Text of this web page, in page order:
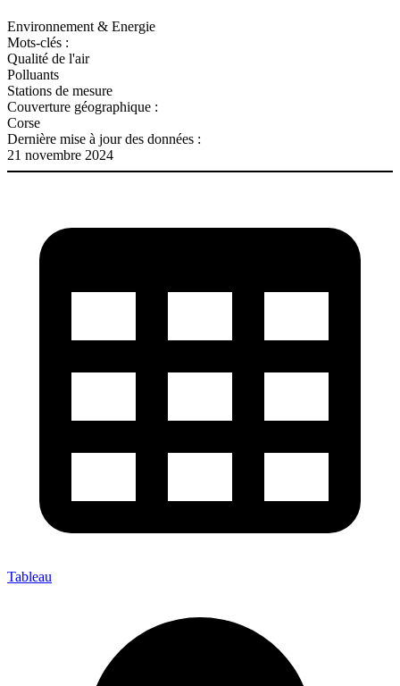
Environnement & Energie
Mots-clés :
Qualité de l'air
Polluants
Stations de mesure
Couverture géographique :
Corse
Dernière mise à jour des données :
21 novembre 2024
Tableau